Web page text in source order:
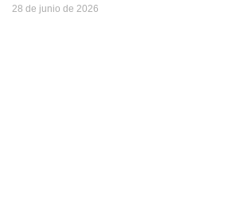
28 de junio de 2026